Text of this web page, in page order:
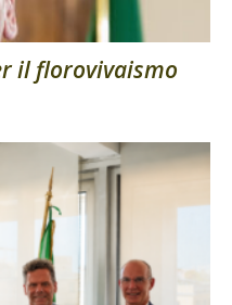
il florovivaismo